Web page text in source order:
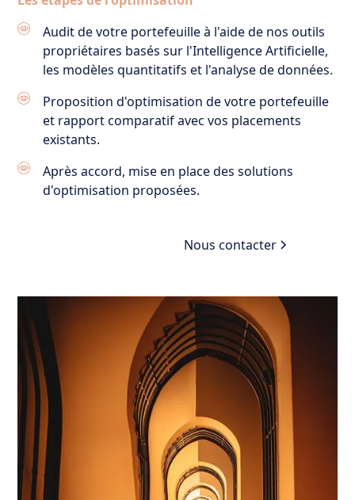
Audit de votre portefeuille à l'aide de nos outils
propriétaires basés sur l'Intelligence Artificielle,
les modèles quantitatifs et l'analyse de données.
Proposition d'optimisation de votre portefeuille
et rapport comparatif avec vos placements
existants.
Après accord, mise en place des solutions
d'optimisation proposées.
Nous contacter